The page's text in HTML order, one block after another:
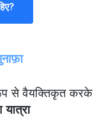
से वैयक्तिकृत करके